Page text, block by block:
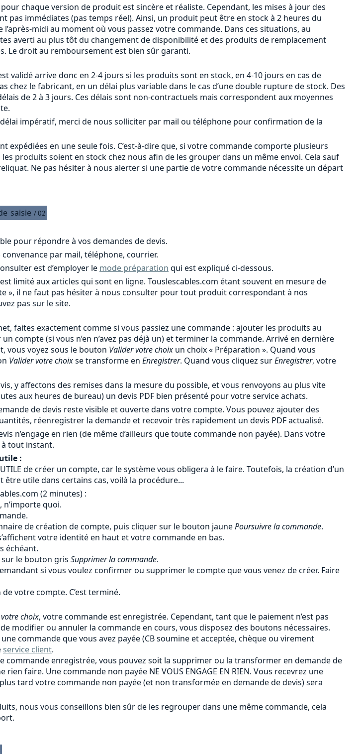
chaque version de produit est sincère et réaliste. Cependant, les mises à jour des
pas immédiates (pas temps réel). Ainsi, un produit peut être en stock à 2 heures du
l’après-midi au moment où vous passez votre commande. Dans ces situations, au
averti au plus tôt du changement de disponibilité et des produits de remplacement
Le droit au remboursement est bien sûr garanti.
validé arrive donc en 2-4 jours si les produits sont en stock, en 4-10 jours en cas de
chez le fabricant, en un délai plus variable dans le cas d’une double rupture de stock. Des
de 2 à 3 jours. Ces délais sont non-contractuels mais correspondent aux moyennes
impératif, merci de nous solliciter par mail ou téléphone pour confirmation de la
expédiées en une seule fois. C’est-à-dire que, si votre commande comporte plusieurs
produits soient en stock chez nous afin de les grouper dans un même envoi. Cela sauf
Ne pas hésiter à nous alerter si une partie de votre commande nécessite un départ
saisie / 02
pour répondre à vos demandes de devis.
par mail, téléphone, courrier.
est d’employer le mode préparation qui est expliqué ci-dessous.
limité aux articles qui sont en ligne. Touslescables.com étant souvent en mesure de
», il ne faut pas hésiter à nous consulter pour tout produit correspondant à nos
pas sur le site.
faites exactement comme si vous passiez une commande : ajouter les produits au
compte (si vous n’en n’avez pas déjà un) et terminer la commande. Arrivé en dernière
vous voyez sous le bouton Valider votre choix un choix « Préparation ». Quand vous
Valider votre choixse transforme en Enregistrer. Quand vous cliquez surEnregistrer, votre
y affectons des remises dans la mesure du possible, et vous renvoyons au plus vite
aux heures de bureau) un devis PDF bien présenté pour votre service achats.
de devis reste visible et ouverte dans votre compte. Vous pouvez ajouter des
réenregistrer la demande et recevoir très rapidement un devis PDF actualisé.
n’engage en rien (de même d’ailleurs que toute commande non payée). Dans votre
tout instant.
:
de créer un compte, car le système vous obligera à le faire. Toutefois, la création d’un
utile dans certains cas, voilà la procédure...
(2 minutes) :
n’importe quoi.
de création de compte, puis cliquer sur le bouton jaunePoursuivre la commande.
votre identité en haut et votre commande en bas.
échéant.
sur le bouton gris Supprimer la commande.
si vous voulez confirmer ou supprimer le compte que vous venez de créer. Faire
votre compte. C’est terminé.
choix, votre commande est enregistrée. Cependant, tant que le paiement n’est pas
modifier ou annuler la commande en cours, vous disposez des boutons nécessaires.
commande que vous avez payée (CB soumine et acceptée, chèque ou virement
service client.
commande enregistrée, vous pouvez soit la supprimer ou la transformer en demande de
rien faire. Une commande non payée NE VOUS ENGAGE EN RIEN. Vous recevrez une
tard votre commande non payée (et non transformée en demande de devis) sera
nous vous conseillons bien sûr de les regrouper dans une même commande, cela